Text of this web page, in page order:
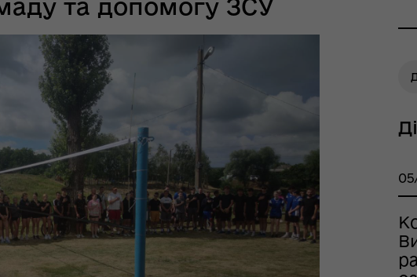
Маршрути послуг з
ментального здоров'я
та допомогу ЗСУ